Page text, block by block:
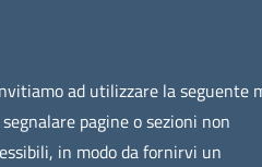
ad utilizzare la seguente
pagine o sezioni non
in modo da fornirvi un